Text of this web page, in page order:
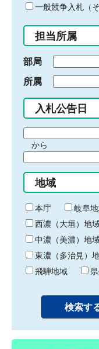
ド
入
力
一般競争入札（そ
担当所属
部局
所属
入札公告日
間
始
り
から
間
終
わ
り
地域
本庁
岐阜地
西濃（大垣）地
中濃（美濃）地
東濃（多治見）
飛騨地域